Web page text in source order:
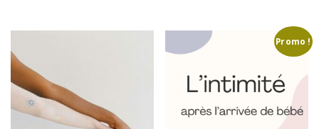
Promo !